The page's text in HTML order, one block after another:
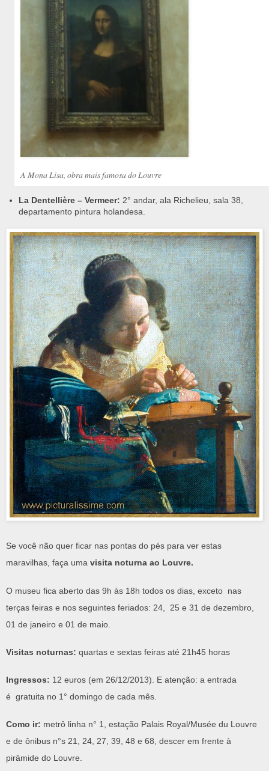
A Mona Lisa, obra mais famosa do Louvre
La Dentellière – Vermeer: 2° andar, ala Richelieu, sala 38,
departamento pintura holandesa.
Se você não quer ficar nas pontas do pés para ver estas
maravilhas, faça uma visita noturna ao Louvre.
O museu fica aberto das 9h às 18h todos os dias, exceto nas
terças feiras e nos seguintes feriados: 24, 25 e 31 de dezembro,
01 de janeiro e 01 de maio.
Visitas noturnas: quartas e sextas feiras até 21h45 horas
Ingressos: 12 euros (em 26/12/2013). E atenção: a entrada
é gratuita no 1° domingo de cada mês.
Como ir: metrô linha n° 1, estação Palais Royal/Musée du Louvre
e de ônibus n°s 21, 24, 27, 39, 48 e 68, descer em frente à
pirâmide do Louvre.